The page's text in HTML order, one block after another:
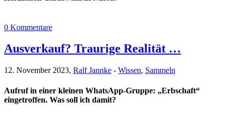
0 Kommentare
Ausverkauf? Traurige Realität …
12. November 2023, Ralf Jannke - Wissen, Sammeln
Aufruf in einer kleinen WhatsApp-Gruppe: „Erbschaft“
eingetroffen. Was soll ich damit?